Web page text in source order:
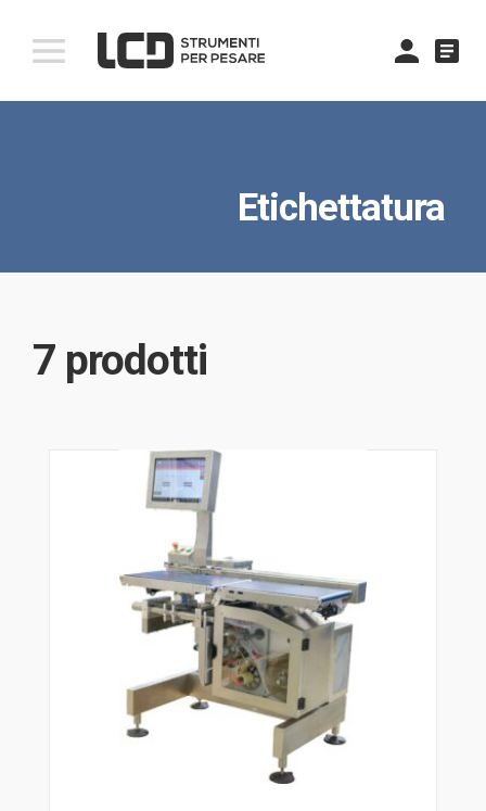
Etichettatura
7 prodotti